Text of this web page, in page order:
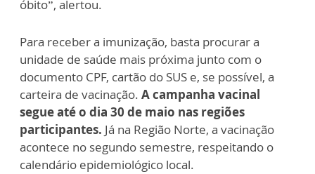
óbito”, alertou.
Para receber a imunização, basta procurar a
unidade de saúde mais próxima junto com o
documento CPF, cartão do SUS e, se possível, a
carteira de vacinação. A campanha vacinal
segue até o dia 30 de maio nas regiões
participantes. Já na Região Norte, a vacinação
acontece no segundo semestre, respeitando o
calendário epidemiológico local.